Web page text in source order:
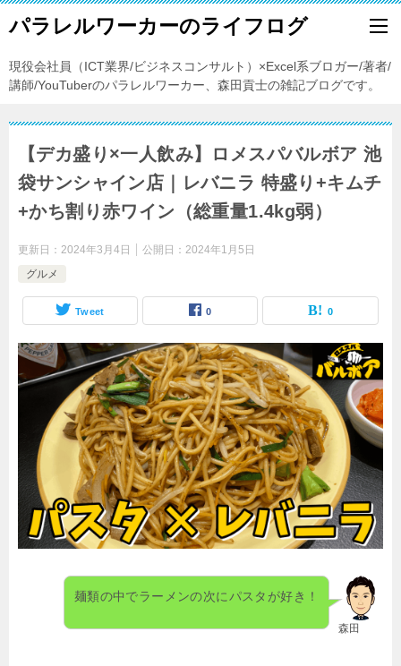
パラレルワーカーのライフログ
現役会社員（ICT業界/ビジネスコンサルト）×Excel系ブロガー/著者/
講師/YouTuberのパラレルワーカー、森田貢士の雑記ブログです。
【デカ盛り×一人飲み】ロメスパバルボア 池
袋サンシャイン店｜レバニラ 特盛り+キムチ
+かち割り赤ワイン（総重量1.4kg弱）
更新日： 2024年3月4日 公開日： 2024年1月5日
グルメ
Tweet 0 0
森田
麺類の中でラーメンの次にパスタが好き！